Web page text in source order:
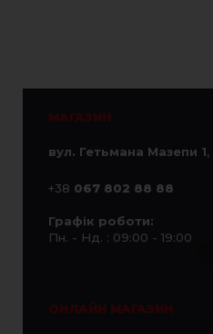
МАГАЗИН
вул. Гетьмана Мазепи 1,
+38 067 802 88 88
Графік роботи:
Пн. - Нд. : 09:00 - 19:00
ОНЛАЙН МАГАЗИН